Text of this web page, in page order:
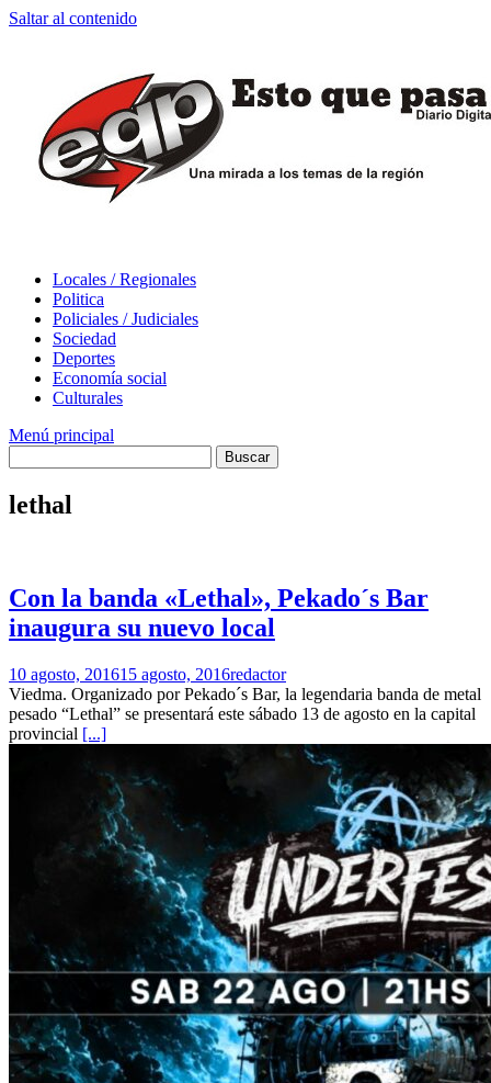
Saltar al contenido
Locales / Regionales
Politica
Policiales / Judiciales
Sociedad
Deportes
Economía social
Culturales
Menú principal
lethal
Con la banda «Lethal», Pekado´s Bar
inaugura su nuevo local
10 agosto, 201615 agosto, 2016redactor
Viedma. Organizado por Pekado´s Bar, la legendaria banda de metal
pesado “Lethal” se presentará este sábado 13 de agosto en la capital
provincial [...]